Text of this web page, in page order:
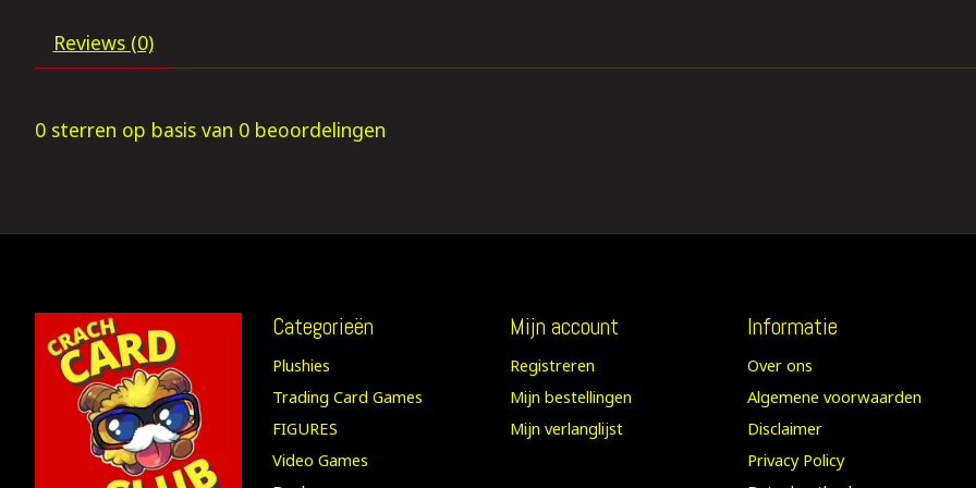
Reviews (0)
0 sterren op basis van 0 beoordelingen
Categorieën
Plushies
Trading Card Games
FIGURES
Video Games
Mijn account
Registreren
Mijn bestellingen
Mijn verlanglijst
Informatie
Over ons
Algemene voorwaarden
Disclaimer
Privacy Policy